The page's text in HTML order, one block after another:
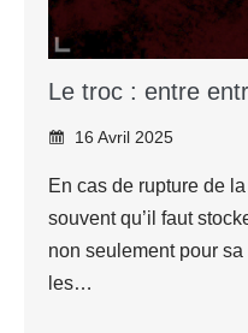
Le troc : entre
16 Avril 2025
En cas de rupture de
souvent qu’il faut
non seulement pour
les…